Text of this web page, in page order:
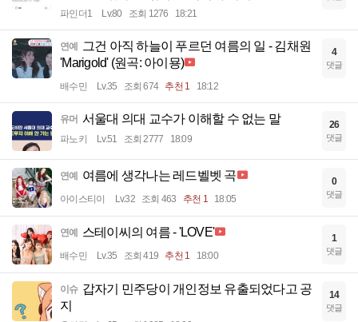
파인더1 Lv.80 조회 1276 18:21
연예 그건 아직 하늘이 푸르던 여름의 일 - 김채원
'Marigold' (원곡: 아이묭)
배수민 Lv.35 조회 674 추천 1 18:12
4
댓글
유머 서울대 의대 교수가 이해할 수 없는 말
파노키 Lv.51 조회 2777 18:09
26
댓글
연예 여름에 생각나는 레드벨벳 곡
아이스티이 Lv.32 조회 463 추천 1 18:05
0
댓글
연예 스테이씨의 여름 - 'LOVE'
배수민 Lv.35 조회 419 추천 1 18:00
1
댓글
이슈 갑자기 민주당이 개인정보 유출되었다고 공
지
14
댓글